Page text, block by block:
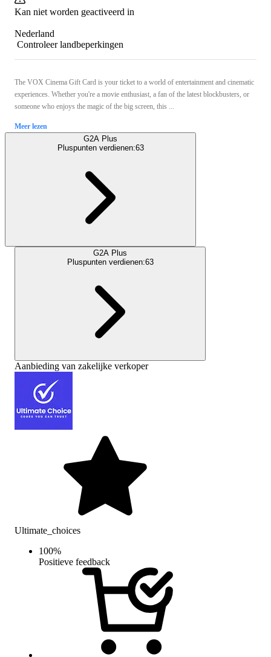
Kan niet worden geactiveerd in
Nederland
Controleer landbeperkingen
The VOX Cinema Gift Card is your ticket to a world of entertainment and cinematic
experiences. Whether you're a movie enthusiast, a fan of the latest blockbusters, or
someone who enjoys the magic of the big screen, this ...
Meer lezen
G2A Plus
Pluspunten verdienen:63
G2A Plus
Pluspunten verdienen:63
Aanbieding van zakelijke verkoper
Ultimate_choices
100%
Positieve feedback